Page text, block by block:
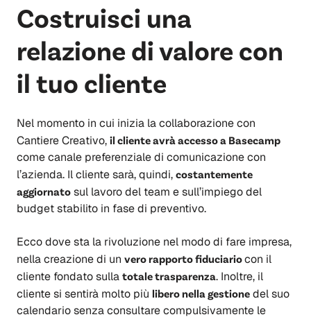
Costruisci una
relazione di valore con
il tuo cliente
Nel momento in cui inizia la collaborazione con
Cantiere Creativo, il cliente avrà accesso a Basecamp
come canale preferenziale di comunicazione con
l’azienda. Il cliente sarà, quindi, costantemente
aggiornato sul lavoro del team e sull’impiego del
budget stabilito in fase di preventivo.
Ecco dove sta la rivoluzione nel modo di fare impresa,
nella creazione di un vero rapporto fiduciariocon il
cliente fondato sulla totale trasparenza. Inoltre, il
cliente si sentirà molto più libero nella gestione del suo
calendario senza consultare compulsivamente le